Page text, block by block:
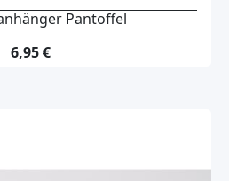
Pantoffel
6,95 €